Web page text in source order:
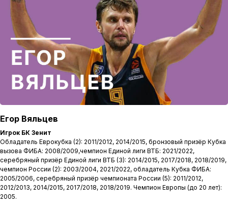
Егор Вяльцев
Игрок БК Зенит
Обладатель Еврокубка (2): 2011/2012, 2014/2015, бронзовый призёр Кубка
вызова ФИБА: 2008/2009,чемпион Единой лиги ВТБ: 2021/2022,
серебряный призёр Единой лиги ВТБ (3): 2014/2015, 2017/2018, 2018/2019,
чемпион России (2): 2003/2004, 2021/2022, обладатель Кубка ФИБА:
2005/2006, серебряный призёр чемпионата России (5): 2011/2012,
2012/2013, 2014/2015, 2017/2018, 2018/2019. Чемпион Европы (до 20 лет):
2005.